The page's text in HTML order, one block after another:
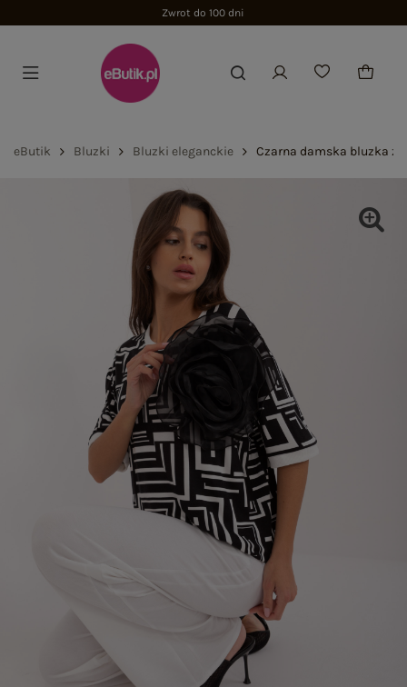
Zwrot do 100 dni
eButik Bluzki Bluzki eleganckie Czarna damska bluzka z